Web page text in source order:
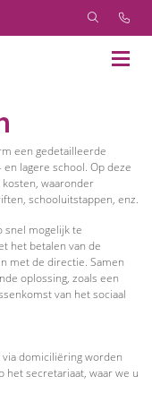
een gedetailleerde
lagere school. Op deze
waaronder
schooluitstappen, enz.
snel mogelijk te
het betalen van de
met de directie. Samen
oplossing, zoals een
van het sociaal
domiciliëring worden
secretariaat, waar we u